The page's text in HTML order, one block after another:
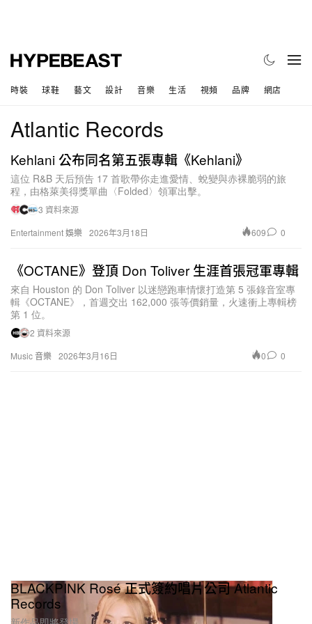
時裝 球鞋 藝文 設計 音樂 生活 視頻 品牌 網店
Atlantic Records
Entertainment 娛樂
Kehlani 公布同名第五張專輯《Kehlani》
這位 R&B 天后預告 17 首歌帶你走進愛情、蛻變與赤裸脆弱的旅
程，由格萊美得獎單曲〈Folded〉領軍出擊。
3 資料來源
2026年3月18日
609 0
Music 音樂
《OCTANE》登頂 Don Toliver 生涯首張冠軍專輯
來自 Houston 的 Don Toliver 以迷戀跑車情懷打造第 5 張錄音室專
輯《OCTANE》，首週交出 162,000 張等價銷量，火速衝上專輯榜
第 1 位。
2 資料來源
2026年3月16日
0 0
BLACKPINK Rosé 正式簽約唱片公司 Atlantic
Records